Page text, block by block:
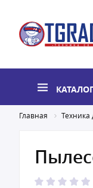
Главная Техника